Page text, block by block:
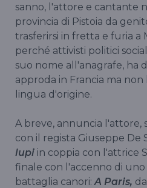
sanno, l'attore e cantante
provincia di Pistoia da
trasferirsi in fretta e furia a
perché attivisti politici
suo nome all'anagrafe, ha
approda in Francia ma
lingua d'origine.
A breve, annuncia l'attore,
con il regista Giuseppe De
lupi in coppia con l'attrice
finale con l'accenno di uno
battaglia canori:A Paris,